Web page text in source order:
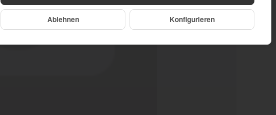
Ablehnen Konfigurieren